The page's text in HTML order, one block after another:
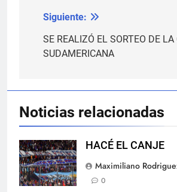
Navegación
de
Siguiente:
SE REALIZÓ EL SORTEO DE LA
SUDAMERICANA
Noticias relacionadas
HACÉ EL CANJE
Maximiliano
0